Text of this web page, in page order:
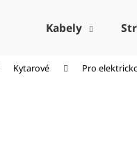
Kabely
Kytarové Pro